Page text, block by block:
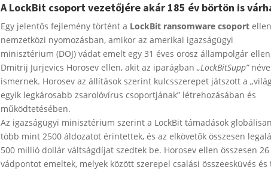
A LockBit csoport vezetőjére akár 185 év börtön is
Egy jelentős fejlemény történt a LockBit ransomware csoport
nemzetközi nyomozásban, amikor az amerikai igazságügyi
minisztérium (DOJ) vádat emelt egy 31 éves orosz állampolgár
Dmitrij Jurjevics Horosev ellen, akit az iparágban„LockBitSupp”
ismernek. Horosev az állítások szerint kulcsszerepet játszott a
egyik legkárosabb zsarolóvírus csoportjának” létrehozásában és
működtetésében.
Az igazságügyi minisztérium szerint a LockBit támadások globálisan
több mint 2500 áldozatot érintettek, és az elkövetők összesen
500 millió dollár váltságdíjat szedtek be. Horosev ellen összesen 26
vádpontot emeltek, melyek között szerepel csalási összeesküvés és